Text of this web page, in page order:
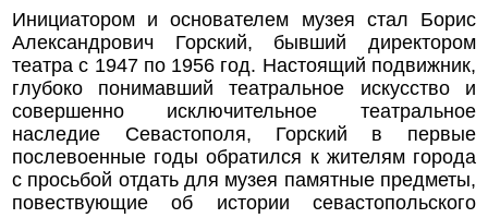
Инициатором и основателем музея стал Борис
Александрович Горский, бывший директором
театра с 1947 по 1956 год. Настоящий подвижник,
глубоко понимавший театральное искусство и
совершенно исключительное театральное
наследие Севастополя, Горский в первые
послевоенные годы обратился к жителям города
с просьбой отдать для музея памятные предметы,
повествующие об истории севастопольского